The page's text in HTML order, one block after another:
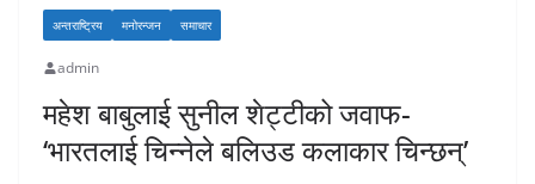
अन्तराष्ट्रिय मनोरन्जन समाचार
admin
महेश बाबुलाई सुनील शेट्टीको जवाफ-
‘भारतलाई चिन्नेले बलिउड कलाकार चिन्छन्’